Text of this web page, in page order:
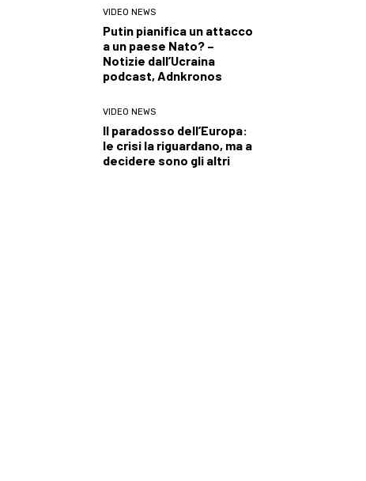
VIDEO NEWS
Putin pianifica un attacco
a un paese Nato? –
Notizie dall’Ucraina
podcast, Adnkronos
VIDEO NEWS
Il paradosso dell’Europa:
le crisi la riguardano, ma a
decidere sono gli altri